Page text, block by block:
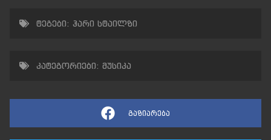
ტეგები: ჰარი სტაილზი
კატეგორიები: მუსიკა
გაზიარება